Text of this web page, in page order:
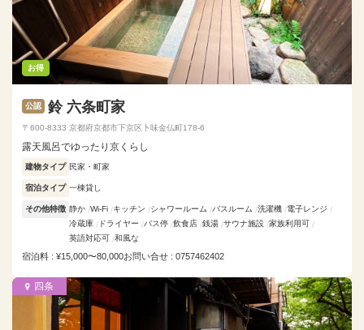
公認 鈴 六条町家
〒600-8333 京都府京都市下京区卜味金仏町178-6
露天風呂でゆったり京くらし
建物タイプ 民家・町家
宿泊タイプ 一棟貸し
その他特徴 静か Wi-Fi キッチン シャワールーム バスルーム 洗濯機
電子レンジ
冷蔵庫
ドライヤー バス停 飲食店 銭湯 サウナ施設 家族利用可
英語対応可 和風な
宿泊料 : ¥15,000〜80,000お問い合せ : 0757462402
お得
四条